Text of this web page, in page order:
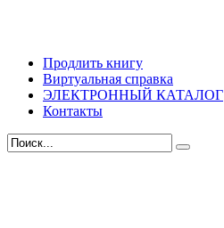
Продлить книгу
Виртуальная справка
ЭЛЕКТРОННЫЙ КАТАЛОГ
Контакты